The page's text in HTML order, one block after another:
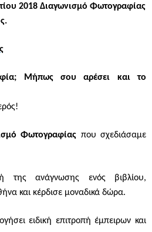
2018 Διαγωνισμό Φωτογραφίας
Μήπως σου αρέσει και το
Φωτογραφίας που σχεδιάσαμε
της ανάγνωσης ενός βιβλίου,
και κέρδισε μοναδικά δώρα.
ειδική επιτροπή έμπειρων και